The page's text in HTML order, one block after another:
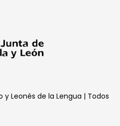
Leonés de la Lengua | Todos